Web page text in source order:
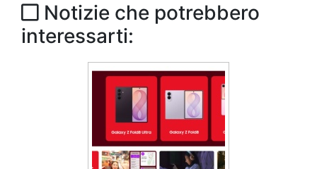
Notizie che potrebbero
interessarti: